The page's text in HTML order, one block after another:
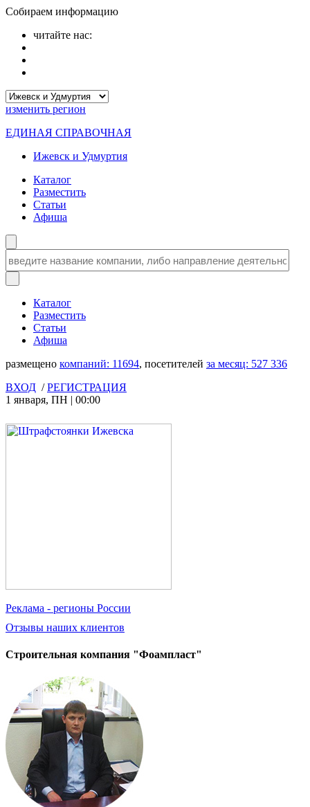
Собираем информацию
читайте нас:
изменить регион
ЕДИНАЯ СПРАВОЧНАЯ
Ижевск и Удмуртия
Каталог
Разместить
Статьи
Афиша
Каталог
Разместить
Статьи
Афиша
размещено компаний: 11694, посетителей за месяц: 527 336
ВХОД /РЕГИСТРАЦИЯ
1 января, ПН | 00:00
Реклама - регионы России
Отзывы наших клиентов
Строительная компания "Фоампласт"